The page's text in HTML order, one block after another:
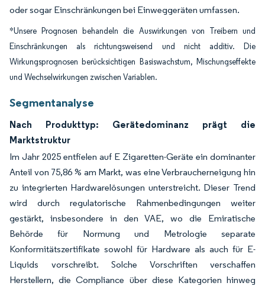
oder sogar Einschränkungen bei Einweggeräten umfassen.
*Unsere Prognosen behandeln die Auswirkungen von Treibern und
Einschränkungen als richtungsweisend und nicht additiv. Die
Wirkungsprognosen berücksichtigen Basiswachstum, Mischungseffekte
und Wechselwirkungen zwischen Variablen.
Segmentanalyse
Nach Produkttyp: Gerätedominanz prägt die
Marktstruktur
Im Jahr 2025 entfielen auf E Zigaretten-Geräte ein dominanter
Anteil von 75,86 % am Markt, was eine Verbraucherneigung hin
zu integrierten Hardwarelösungen unterstreicht. Dieser Trend
wird durch regulatorische Rahmenbedingungen weiter
gestärkt, insbesondere in den VAE, wo die Emiratische
Behörde für Normung und Metrologie separate
Konformitätszertifikate sowohl für Hardware als auch für E-
Liquids vorschreibt. Solche Vorschriften verschaffen
Herstellern, die Compliance über diese Kategorien hinweg